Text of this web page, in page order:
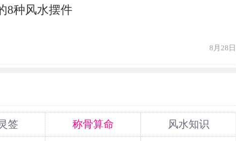
伤害等等。这些事故都会给他们的身体健康
命。属猴人在2021年可以佩戴黄水晶，我
招财，但是对于属猴人来说，经常佩戴黄水
。
8种风水摆件
8月28日
签 称骨算命
风水知识